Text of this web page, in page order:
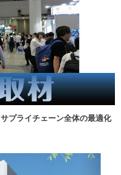
プライチェーン全体の最適化